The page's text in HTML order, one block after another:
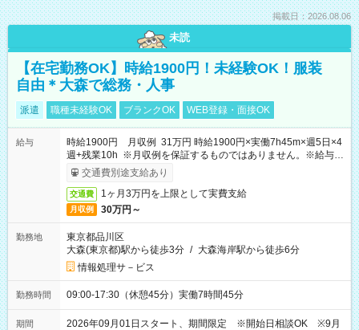
掲載日：2026.08.06
未読
【在宅勤務OK】時給1900円！未経験OK！服装
自由＊大森で総務・人事
派遣 職種未経験OK ブランクOK WEB登録・面接OK
給与
時給1900円 月収例 31万円 時給1900円×実働7h45m×週5日×4
週+残業10h ※月収例を保証するものではありません。※給与即
受取りサービス利用可（利用条件有）
交通費別途支給あり
交通費 1ヶ月3万円を上限として実費支給
月収例 30万円～
勤務地
東京都品川区
大森(東京都)駅から徒歩3分 / 大森海岸駅から徒歩6分
情報処理サ－ビス
勤務時間 09:00-17:30（休憩45分）実働7時間45分
期間
2026年09月01日スタート、期間限定 ※開始日相談OK ※9月